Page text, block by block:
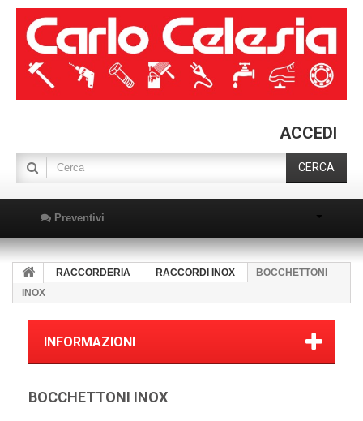
ACCEDI
CERCA
Preventivi
RACCORDERIA RACCORDI INOX
BOCCHETTONI
INOX
INFORMAZIONI
BOCCHETTONI INOX